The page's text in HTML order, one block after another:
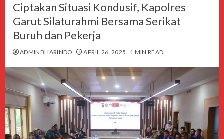
Ciptakan Situasi Kondusif, Kapolres
Garut Silaturahmi Bersama Serikat
Buruh dan Pekerja
ADMINBHARINDO APRIL 26, 2025 1 MIN READ